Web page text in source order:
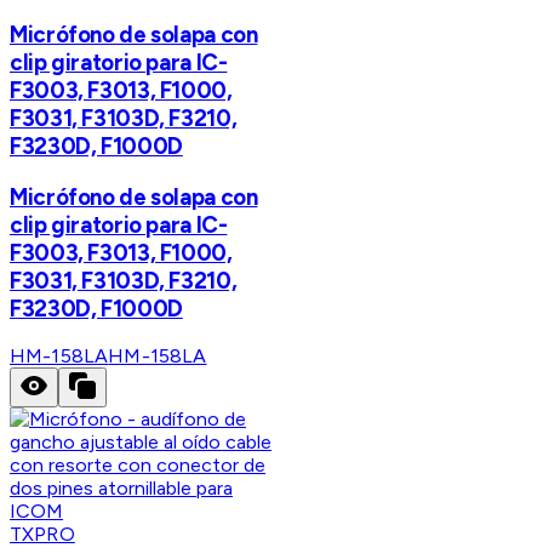
Micrófono de solapa con
clip giratorio para IC-
F3003, F3013, F1000,
F3031, F3103D, F3210,
F3230D, F1000D
Micrófono de solapa con
clip giratorio para IC-
F3003, F3013, F1000,
F3031, F3103D, F3210,
F3230D, F1000D
HM-158LAHM-158LA
TXPRO